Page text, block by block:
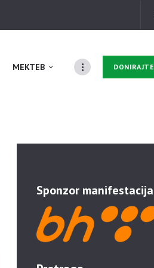
MEKTEB DONIRAJTE
Sponzor manifestacija